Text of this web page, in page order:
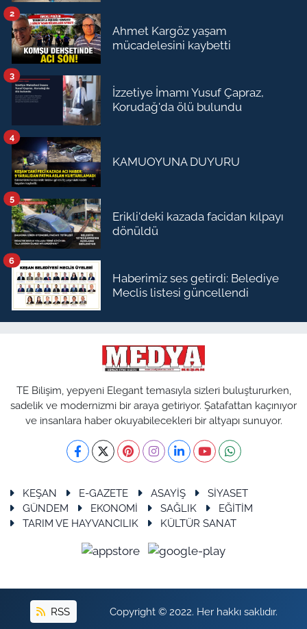
Ahmet Kargöz yaşam
mücadelesini kaybetti
2
İzzetiye İmamı Yusuf Çapraz,
Korudağ'da ölü bulundu
3
KAMUOYUNA DUYURU
4
Erikli'deki kazada facidan kılpayı
dönüldü
5
Haberimiz ses getirdi: Belediye
Meclis listesi güncellendi
6
TE Bilişim, yepyeni Elegant temasıyla sizleri buluştururken,
sadelik ve modernizmi bir araya getiriyor. Şatafattan kaçınıyor
ve insanlara haber okuyabilecekleri bir altyapı sunuyor.
KEŞAN E-GAZETE ASAYİŞ
SİYASET
GÜNDEM
EKONOMİ SAĞLIK
EĞİTİM
TARIM VE HAYVANCILIK
KÜLTÜR SANAT
RSS Copyright © 2022. Her hakkı saklıdır.